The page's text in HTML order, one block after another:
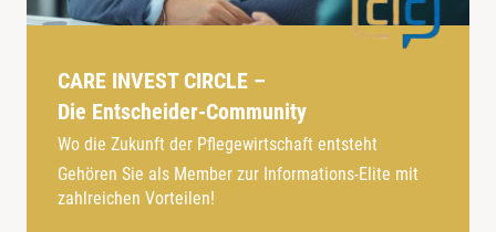
CARE INVEST CIRCLE –
Die Entscheider-Community
Wo die Zukunft der Pflegewirtschaft entsteht
Gehören Sie als Member zur Informations-Elite mit
zahlreichen Vorteilen!